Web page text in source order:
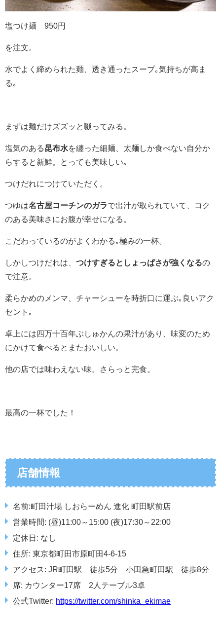
塩つけ麺 950円
を注文。
水でよく締められた麺、透き通ったスープ｡気持ちが高ま
る｡
まずは麺だけズズッと啜ってみる。
塩気のある昆布水を纏った細麺、太麺しか食べない自分か
らすると新鮮。とっても美味しい｡
つけだれにつけていただく。
つゆは名古屋コーチンのガラで出汁が取られていて、コク
のある美味さにお腹が幸せになる。
こだわっているのがよくわかる｡極みの一杯。
しかしつけだれは、 つけすぎるとしょっぱさが強くなるの
で注意。
柔らかめのメンマ、チャーシューを時折口に運ぶ｡良いアク
セント｡
卓上には 四万十百年ぶしゅかんの果汁があり、味変のため
にかけて食べるとまたおいしい。
他の店では味わえない味。さらっと完食。
最高の一杯でした！
店舗情報
名前:町田汁場 しおらーめん 進化 町田駅前店
営業時間: (昼)11:00～15:00 (夜)17:30～22:00
定休日: なし
住所: 東京都町田市原町田4-6-15
アクセス: JR町田駅 徒歩5分 小田急町田駅 徒歩8分
席: カウンター17席 2人テーブル3卓
公式Twitter: https://twitter.com/shinka_ekimae